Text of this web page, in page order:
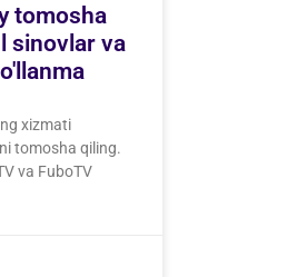
tomosha
sinovlar va
xizmati
tomosha qiling.
va FuboTV